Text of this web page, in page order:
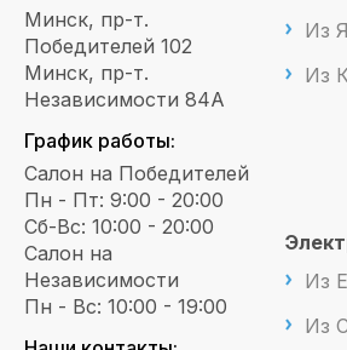
Минск, пр-т.
Победителей 102
Минск, пр-т.
Независимости 84А
График работы:
Салон на Победителей
Пн - Пт: 9:00 - 20:00
Сб-Вс: 10:00 - 20:00
Салон на
Независимости
Пн - Вс: 10:00 - 19:00
Из
Из
Из
Из